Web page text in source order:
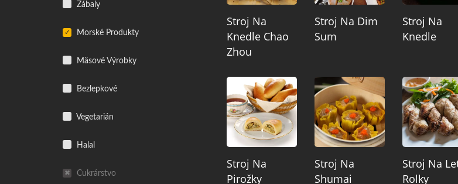
Zábaly
Morské Produkty
Mäsové Výrobky
Bezlepkové
Vegetarián
Halal
Cukrárstvo
Stroj Na
Knedle Chao
Zhou
Stroj Na Dim
Sum
Stroj Na
Knedle
Stroj Na
Pirožky
Stroj Na
Shumai
Stroj Na
Rolky